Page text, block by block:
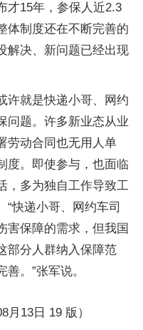
才15年，参保人近2.3
体制度还在不断完善的
解决、新问题已经出现
许就是快递小哥、网约
问题。许多新业态从业
劳动合同也无用人单
度。即使参与，也面临
，多为独自工作导致工
快递小哥、网约车司
害保障的需求，但我国
部分人群纳入保障范
。”张军说。
月13日 19 版）